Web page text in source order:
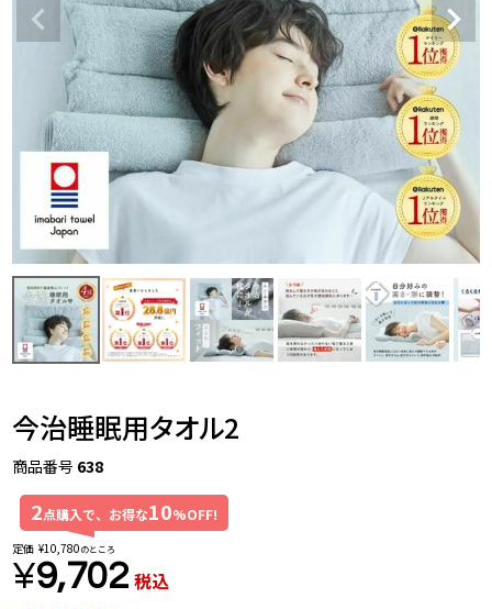
今治睡眠用タオル2
商品番号 638
2点購入で、お得な10%OFF!
定価 ¥10,780のところ
¥9,702 税込